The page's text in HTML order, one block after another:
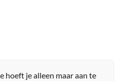
hoeft je alleen maar aan te